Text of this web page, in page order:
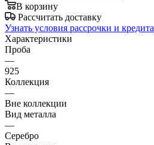
В корзину
Рассчитать доставку
Узнать условия рассрочки и кредита
Характеристики
Проба
—
925
Коллекция
—
Вне коллекции
Вид металла
—
Серебро